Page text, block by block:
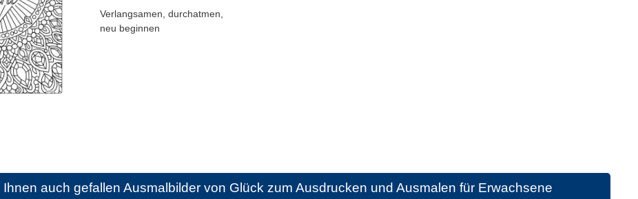
Verlangsamen, durchatmen,
neu beginnen
auch gefallen Ausmalbilder von Glück zum Ausdrucken und Ausmalen für Erwachsene